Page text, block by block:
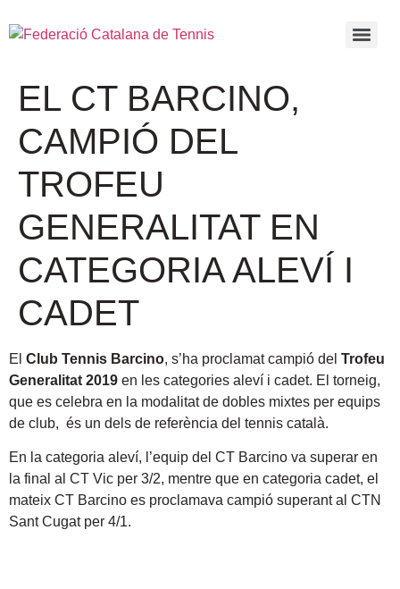
EL CT BARCINO,
CAMPIÓ DEL
TROFEU
GENERALITAT EN
CATEGORIA ALEVÍ I
CADET
El Club Tennis Barcino, s’ha proclamat campió del Trofeu
Generalitat 2019 en les categories aleví i cadet. El torneig,
que es celebra en la modalitat de dobles mixtes per equips
de club, és un dels de referència del tennis català.
En la categoria aleví, l’equip del CT Barcino va superar en
la final al CT Vic per 3/2, mentre que en categoria cadet, el
mateix CT Barcino es proclamava campió superant al CTN
Sant Cugat per 4/1.